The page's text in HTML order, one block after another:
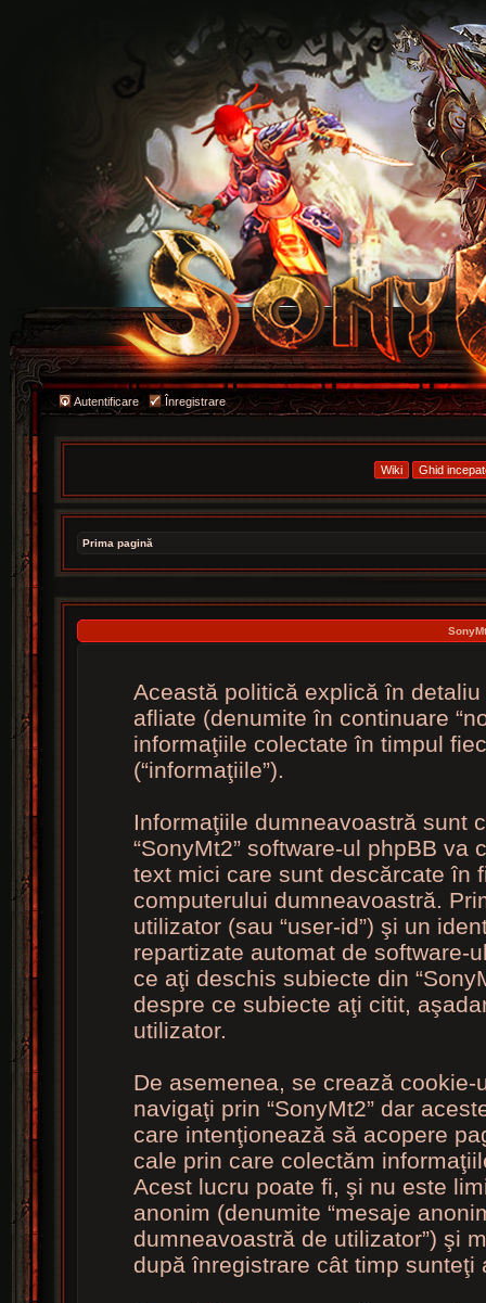
Autentificare Înregistrare
Prima pagină
Această politică explică în
afliate (denumite în continuare
informaţiile colectate în timpul
(“informaţiile”).
Informaţiile dumneavoastră sunt
“SonyMt2” software-ul phpBB
text mici care sunt descărcate în
computerului dumneavoastră.
utilizator (sau “user-id”) şi un
repartizate automat de software-
ce aţi deschis subiecte din
despre ce subiecte aţi citit,
utilizator.
De asemenea, se crează
navigaţi prin “SonyMt2” dar
care intenţionează să acopere
cale prin care colectăm
Acest lucru poate fi, şi nu este
anonim (denumite “mesaje
dumneavoastră de utilizator”) şi
după înregistrare cât timp sunteţi